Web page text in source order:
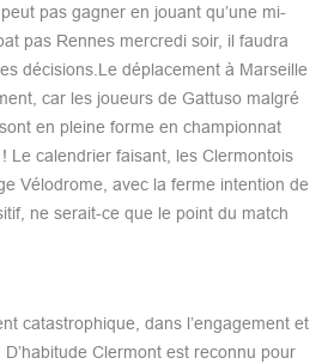
pas gagner en jouant qu’une mi-
pas Rennes mercredi soir, il faudra
décisions.Le déplacement à Marseille
car les joueurs de Gattuso malgré
en pleine forme en championnat
Le calendrier faisant, les Clermontois
Vélodrome, avec la ferme intention de
ne serait-ce que le point du match
catastrophique, dans l’engagement et
Clermont est reconnu pour